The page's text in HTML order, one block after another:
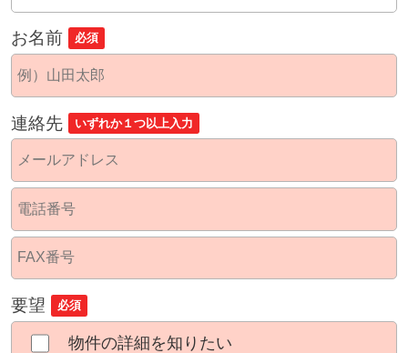
お名前 必須
連絡先 いずれか１つ以上入力
要望 必須
物件の詳細を知りたい